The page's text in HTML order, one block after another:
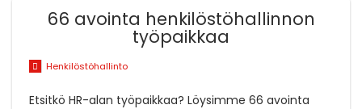
66 avointa henkilöstöhallinnon
työpaikkaa
Henkilöstöhallinto
Etsitkö HR-alan työpaikkaa? Löysimme 66 avointa